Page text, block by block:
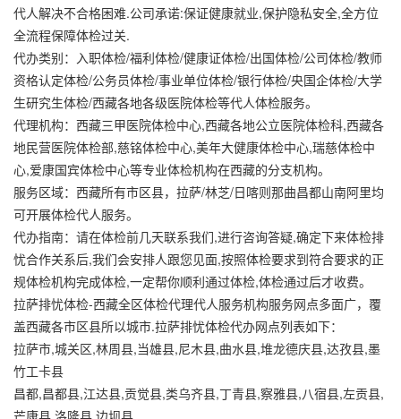
代人解决不合格困难.公司承诺:保证健康就业,保护隐私安全,全方位
全流程保障体检过关.
代办类别：入职体检/福利体检/健康证体检/出国体检/公司体检/教师
资格认定体检/公务员体检/事业单位体检/银行体检/央国企体检/大学
生研究生体检/西藏各地各级医院体检等代人体检服务。
代理机构：西藏三甲医院体检中心,西藏各地公立医院体检科,西藏各
地民营医院体检部,慈铭体检中心,美年大健康体检中心,瑞慈体检中
心,爱康国宾体检中心等专业体检机构在西藏的分支机构。
服务区域：西藏所有市区县，拉萨/林芝/日喀则那曲昌都山南阿里均
可开展体检代人服务。
代办指南：请在体检前几天联系我们,进行咨询答疑,确定下来体检排
忧合作关系后,我们会安排人跟您见面,按照体检要求到符合要求的正
规体检机构完成体检,一定帮你顺利通过体检,体检通过后才收费。
拉萨排忧体检-西藏全区体检代理代人服务机构服务网点多面广，覆
盖西藏各市区县所以城市.拉萨排忧体检代办网点列表如下：
拉萨市,城关区,林周县,当雄县,尼木县,曲水县,堆龙德庆县,达孜县,墨
竹工卡县
昌都,昌都县,江达县,贡觉县,类乌齐县,丁青县,察雅县,八宿县,左贡县,
芒康县,洛隆县,边坝县